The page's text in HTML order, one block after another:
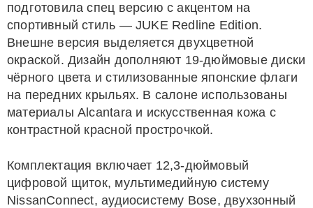
подготовила спец версию с акцентом на
спортивный стиль — JUKE Redline Edition.
Внешне версия выделяется двухцветной
окраской. Дизайн дополняют 19-дюймовые диски
чёрного цвета и стилизованные японские флаги
на передних крыльях. В салоне использованы
материалы Alcantara и искусственная кожа с
контрастной красной прострочкой.
Комплектация включает 12,3-дюймовый
цифровой щиток, мультимедийную систему
NissanConnect, аудиосистему Bose, двухзонный